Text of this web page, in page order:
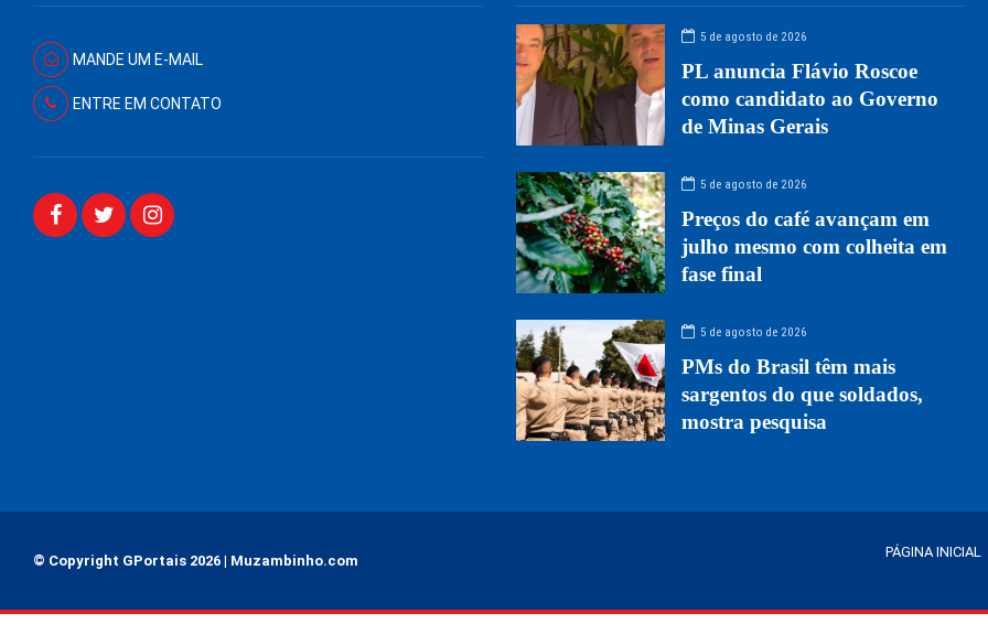
MANDE UM E-MAIL
ENTRE EM CONTATO
5 de agosto de 2026
PL anuncia Flávio Roscoe
como candidato ao Governo
de Minas Gerais
5 de agosto de 2026
Preços do café avançam em
julho mesmo com colheita em
fase final
5 de agosto de 2026
PMs do Brasil têm mais
sargentos do que soldados,
mostra pesquisa
© Copyright GPortais 2026 | Muzambinho.com
PÁGINA INICIAL